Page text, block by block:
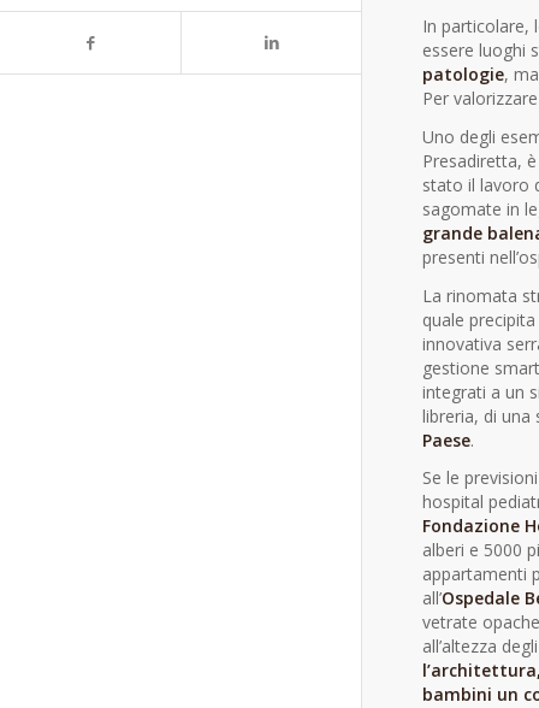
In particolare,
essere luoghi
patologie,
Per
Uno degli
Presadiretta,
stato il lavoro
sagomate in
grande
presenti
La rinomata
quale
innovativa
gestione
integrati a un
libreria, di
Paese.
Se le
hospital
Fondazione
alberi e 5000
appartamenti
all’Ospedale
vetrate
all’altezza
bambini un